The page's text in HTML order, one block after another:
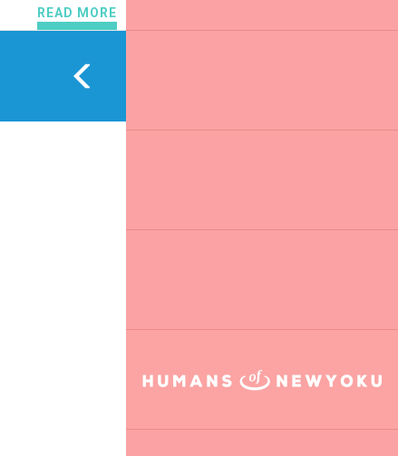
READ MORE